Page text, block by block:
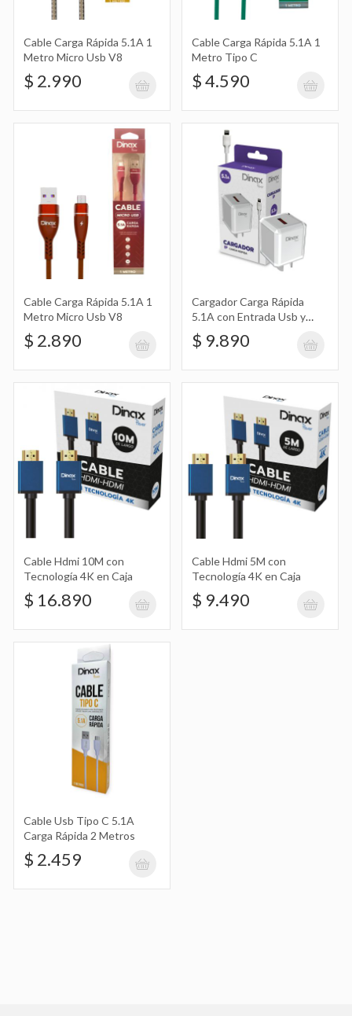
Cable Carga Rápida 5.1A 1 Metro
Micro Usb V8
$ 2.890
Cargador Carga Rápida 5.1A con
Entrada Usb y Cable de Iphone Ip
$ 9.890
Cable Hdmi 10M con Tecnología 4K en
$ 16.890
Cable Hdmi 5M con Tecnología 4K en
Caja
$ 9.490
Metros
$ 2.459
Cable Carga Rápida 5.1A 1
Metro Micro Usb V8
$ 2.990
Cable Carga Rápida 5.1A 1
Metro Tipo C
$ 4.590
Cable Carga Rápida 5.1A 1
Metro Micro Usb V8
$ 2.890
Cargador Carga Rápida
5.1A con Entrada Usb y
Cable de Iphone Ip
$ 9.890
Cable Hdmi 10M con
Tecnología 4K en Caja
$ 16.890
Cable Hdmi 5M con
Tecnología 4K en Caja
$ 9.490
Cable Usb Tipo C 5.1A
Carga Rápida 2 Metros
$ 2.459